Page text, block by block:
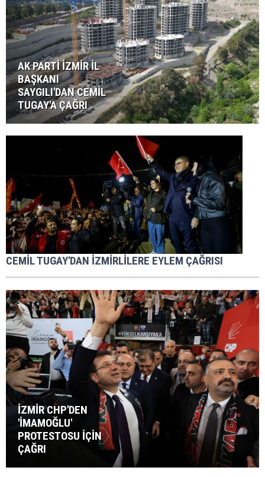
AK PARTİ İZMİR İL
BAŞKANI
SAYGILI'DAN CEMİL
TUGAY'A ÇAĞRI
CEMİL TUGAY'DAN İZMİRLİLERE EYLEM ÇAĞRISI
İZMİR CHP'DEN
'İMAMOĞLU'
PROTESTOSU İÇİN
ÇAĞRI